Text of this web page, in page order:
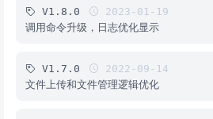
V1.8.0 2023-01-19
调用命令升级，日志优化显示
V1.7.0 2022-09-14
文件上传和文件管理逻辑优化